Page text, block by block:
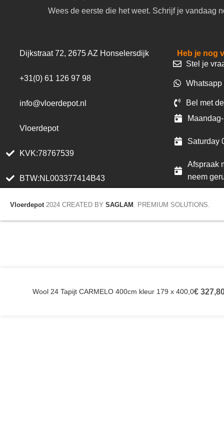
Wees de eerste die het weet. Schrijf je vandaag
Dijkstraat 72, 2675 AZ Honselersdijk
+31(0) 61 126 97 98
info@vloerdepot.nl
Vloerdepot
KVK:78767539
BTW:NL003377414B43
Heb je nog
Stel je
Bel met
Saturday
Afspraak
neem
Vloerdepot 2024 CREATED BY SAGLAM . PREMIUM SOLUTIONS.
Wool 24 Tapijt CARMELO 400cm kleur 179 x 400,0€